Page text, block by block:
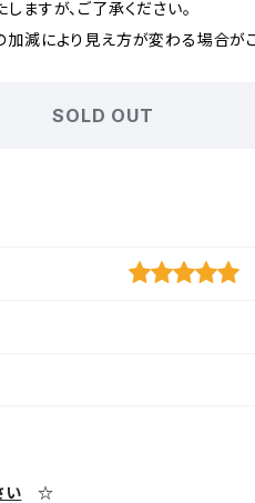
ますが、ご了承ください。
加減により見え方が変わる場合がご
SOLD OUT
い ☆